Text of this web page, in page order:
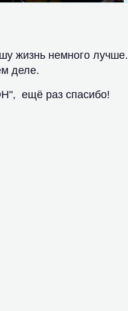
жизнь немного лучше.
деле.
ещё раз спасибо!